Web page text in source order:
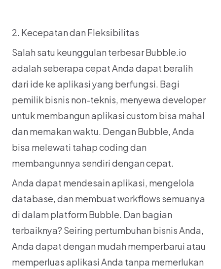
2. Kecepatan dan Fleksibilitas
Salah satu keunggulan terbesar Bubble.io
adalah seberapa cepat Anda dapat beralih
dari ide ke aplikasi yang berfungsi. Bagi
pemilik bisnis non-teknis, menyewa developer
untuk membangun aplikasi custom bisa mahal
dan memakan waktu. Dengan Bubble, Anda
bisa melewati tahap coding dan
membangunnya sendiri dengan cepat.
Anda dapat mendesain aplikasi, mengelola
database, dan membuat workflows semuanya
di dalam platform Bubble. Dan bagian
terbaiknya? Seiring pertumbuhan bisnis Anda,
Anda dapat dengan mudah memperbarui atau
memperluas aplikasi Anda tanpa memerlukan